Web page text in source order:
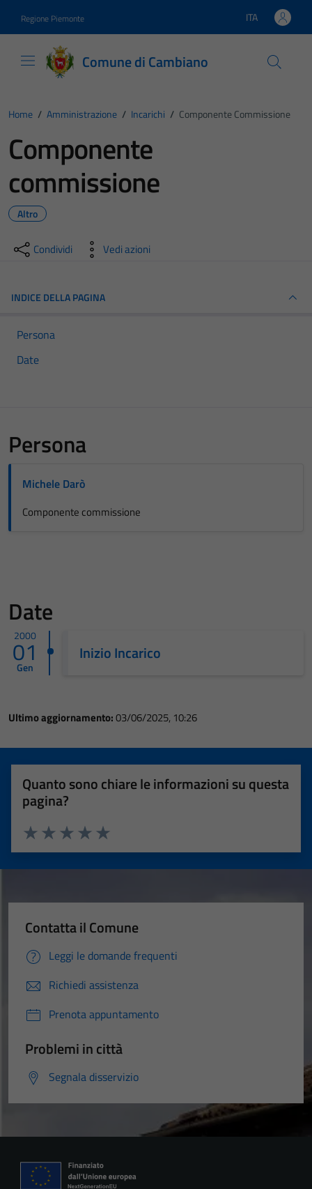
Regione Piemonte Lingua attiva:
ITA
Comune di Cambiano
Home / Amministrazione / Incarichi / Componente Commissione
Componente
commissione
Altro
Condividi Vedi azioni
INDICE DELLA PAGINA
Persona
Date
Persona
Michele Darò
Componente commissione
Date
2000
01
Gen
Inizio Incarico
Ultimo aggiornamento:03/06/2025, 10:26
Quanto sono chiare le informazioni su questa
pagina?
Valuta 5 stelle su 5
Valuta 4 stelle su 5
Valuta 3 stelle su 5
Valuta 2 stelle su 5
Valuta 1 stelle su 5
Contatta il Comune
Leggi le domande frequenti
Richiedi assistenza
Prenota appuntamento
Problemi in città
Segnala disservizio